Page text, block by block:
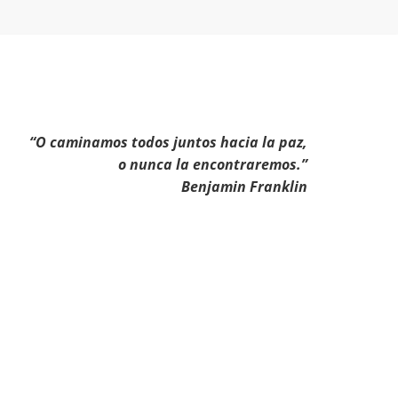
“O caminamos todos juntos hacia la paz,
o nunca la encontraremos.”
Benjamin Franklin